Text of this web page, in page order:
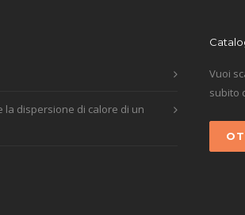
la dispersione di calore di un
Vuoi
subito